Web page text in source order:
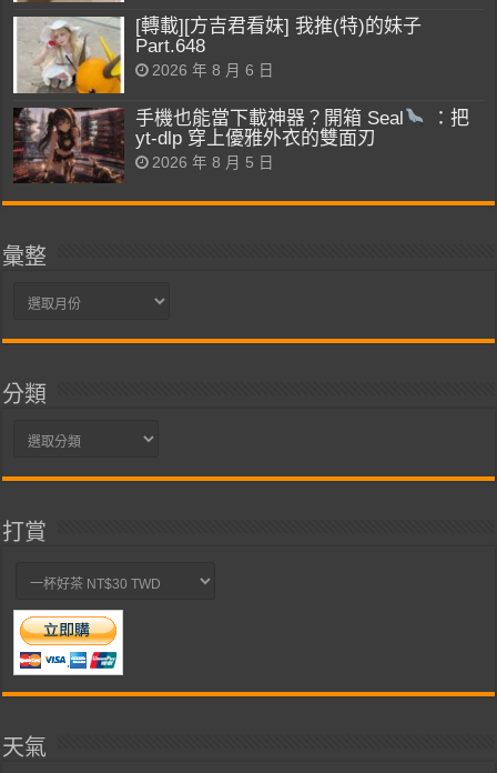
[轉載][方吉君看妹] 我推(特)的妹子
Part.648
2026 年 8 月 6 日
手機也能當下載神器？開箱 Seal
：把
yt-dlp 穿上優雅外衣的雙面刃
2026 年 8 月 5 日
彙整
彙
分類
分
打賞
天氣